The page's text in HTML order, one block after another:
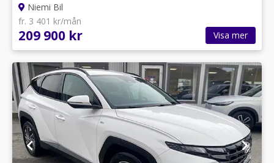
Niemi Bil
fr. 3 401 kr/mån
209 900 kr Visa mer